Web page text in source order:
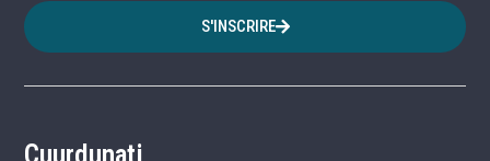
S'INSCRIRE